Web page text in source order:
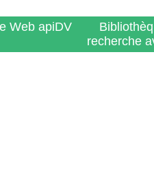
Web apiDV
recherche